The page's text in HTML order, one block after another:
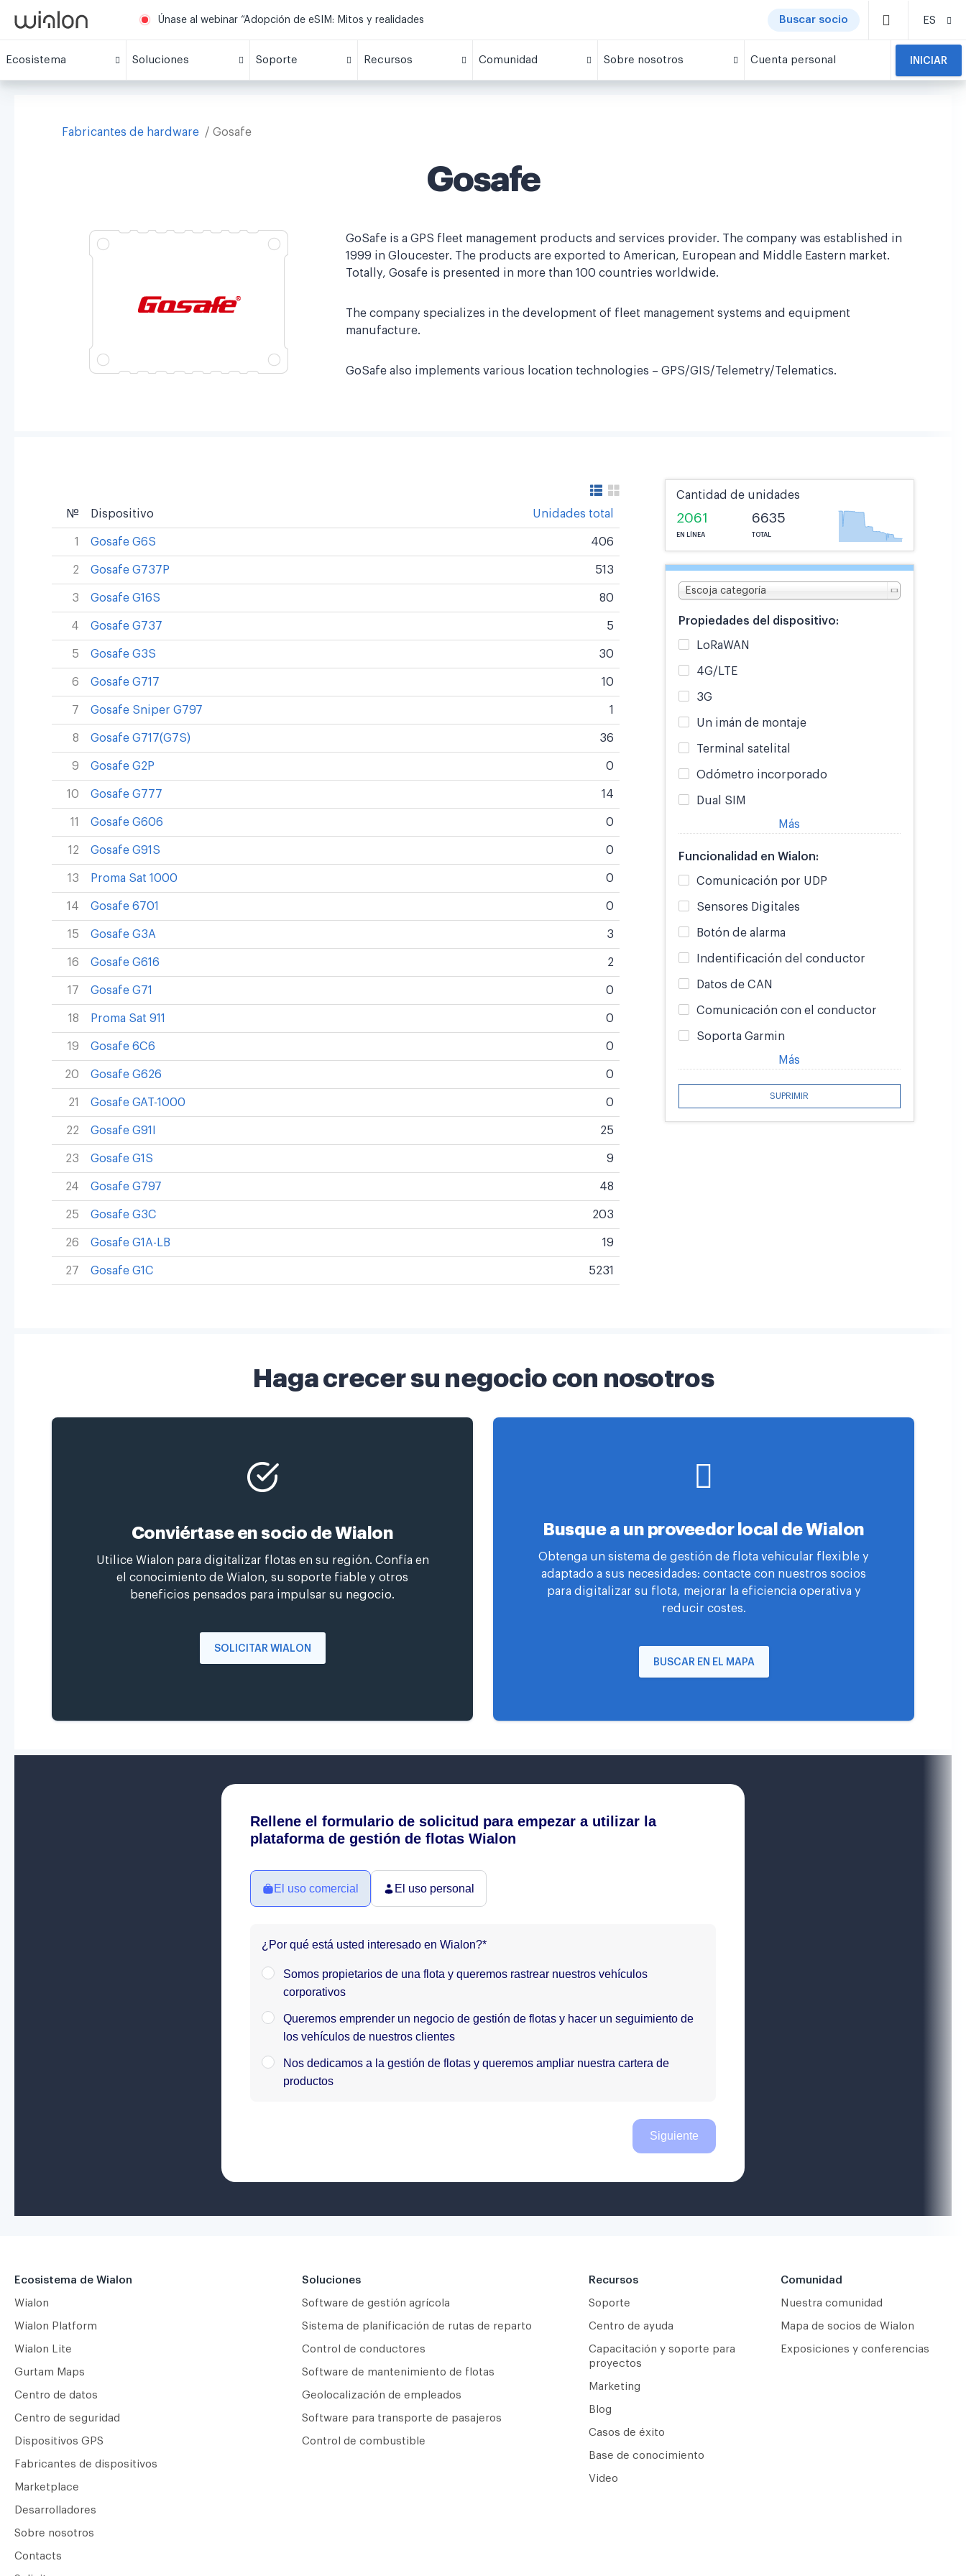
Únase al webinar “Adopción de eSIM: Mitos y realidades Buscar socio ES
Ecosistema Soluciones Soporte Recursos Comunidad Sobre nosotros Cuenta personal INICIAR
Fabricantes de hardware Gosafe
Gosafe
GoSafe is a GPS fleet management products and services provider. The company was established in
1999 in Gloucester. The products are exported to American, European and Middle Eastern market.
Totally, Gosafe is presented in more than 100 countries worldwide.
The company specializes in the development of fleet management systems and equipment
manufacture.
GoSafe also implements various location technologies – GPS/GIS/Telemetry/Telematics.
Cantidad de unidades
2061
EN LÍNEA
6635
TOTAL
Escoja categoría
Propiedades del dispositivo:
LoRaWAN
4G/LTE
3G
Un imán de montaje
Terminal satelital
Odómetro incorporado
Dual SIM
Más
Funcionalidad en Wialon:
Comunicación por UDP
Sensores Digitales
Botón de alarma
Indentificación del conductor
Datos de CAN
Comunicación con el conductor
Soporta Garmin
Más
SUPRIMIR
№ Dispositivo Unidades total
1 Gosafe G6S 406
2 Gosafe G737P 513
3 Gosafe G16S 80
4 Gosafe G737 5
5 Gosafe G3S 30
6 Gosafe G717 10
7 Gosafe Sniper G797 1
8 Gosafe G717(G7S) 36
9 Gosafe G2P 0
10 Gosafe G777 14
11 Gosafe G606 0
12 Gosafe G91S 0
13 Proma Sat 1000 0
14 Gosafe 6701 0
15 Gosafe G3A 3
16 Gosafe G616 2
17 Gosafe G71 0
18 Proma Sat 911 0
19 Gosafe 6C6 0
20 Gosafe G626 0
21 Gosafe GAT-1000 0
22 Gosafe G91I 25
23 Gosafe G1S 9
24 Gosafe G797 48
25 Gosafe G3C 203
26 Gosafe G1A-LB 19
27 Gosafe G1C 5231
Haga crecer su negocio con nosotros
Conviértase en socio de Wialon
Utilice Wialon para digitalizar flotas en su región. Confía en
el conocimiento de Wialon, su soporte fiable y otros
beneficios pensados para impulsar su negocio.
SOLICITAR WIALON
Busque a un proveedor local de Wialon
Obtenga un sistema de gestión de flota vehicular flexible y
adaptado a sus necesidades: contacte con nuestros socios
para digitalizar su flota, mejorar la eficiencia operativa y
reducir costes.
BUSCAR EN EL MAPA
Ecosistema de Wialon
Wialon
Wialon Platform
Wialon Lite
Gurtam Maps
Centro de datos
Centro de seguridad
Dispositivos GPS
Fabricantes de dispositivos
Marketplace
Desarrolladores
Sobre nosotros
Contacts
Soluciones
Software de gestión agrícola
Sistema de planificación de rutas de reparto
Сontrol de conductores
Software de mantenimiento de flotas
Geolocalización de empleados
Software para transporte de pasajeros
Control de combustible
Recursos
Soporte
Centro de ayuda
Capacitación y soporte para
proyectos
Marketing
Blog
Casos de éxito
Base de conocimiento
Video
Comunidad
Nuestra comunidad
Mapa de socios de Wialon
Exposiciones y conferencias